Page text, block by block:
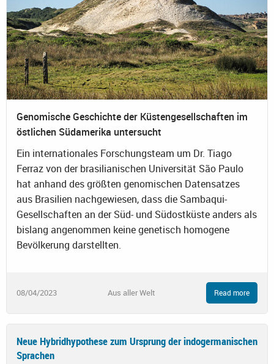
Genomische Geschichte der Küstengesellschaften im
östlichen Südamerika untersucht
Ein internationales Forschungsteam um Dr. Tiago
Ferraz von der brasilianischen Universität São Paulo
hat anhand des größten genomischen Datensatzes
aus Brasilien nachgewiesen, dass die Sambaqui-
Gesellschaften an der Süd- und Südostküste anders als
bislang angenommen keine genetisch homogene
Bevölkerung darstellten.
08/04/2023 Aus aller Welt Read more
Neue Hybridhypothese zum Ursprung der indogermanischen
Sprachen